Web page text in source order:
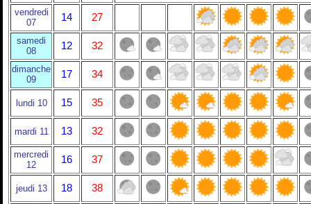
vendredi
07
14 27
samedi
08
12 32
dimanche
09
17 34
lundi 10 15 35
mardi 11 13 32
mercredi
12
16 37
jeudi 13 18 38